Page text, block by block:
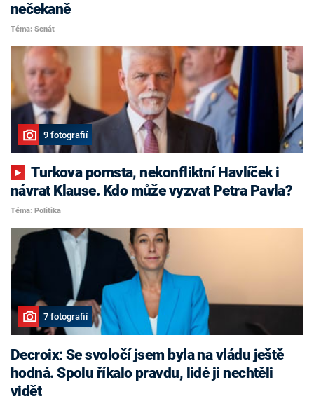
nečekaně
Téma: Senát
9 fotografií
Turkova pomsta, nekonfliktní Havlíček i
návrat Klause. Kdo může vyzvat Petra Pavla?
Téma: Politika
7 fotografií
Decroix: Se svoločí jsem byla na vládu ještě
hodná. Spolu říkalo pravdu, lidé ji nechtěli
vidět